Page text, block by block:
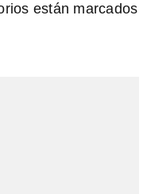
están marcados